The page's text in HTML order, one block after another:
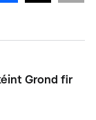
Grond fir